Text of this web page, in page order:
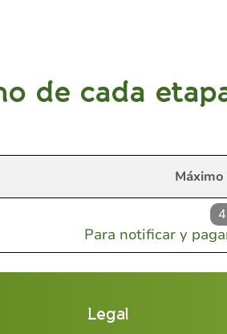
de cada
Para notificar y
Legal